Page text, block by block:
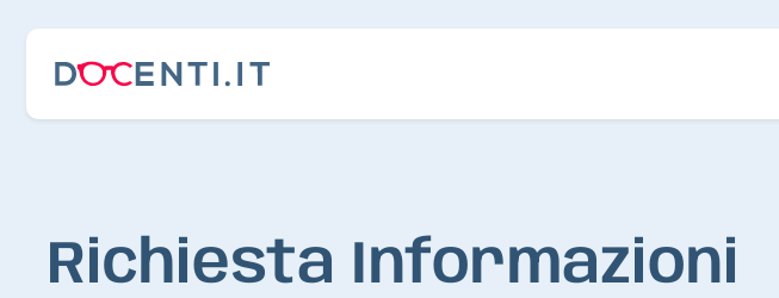
Richiesta Informazioni